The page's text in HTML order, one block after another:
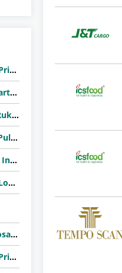
PT Indomobil Prima Niaga (Indomobil Group)
PT Astra Otoparts Tbk
PT Multi Star Rukun Abadi (Sharon Bakery)
PT Indah Kiat Pulp & Paper Tbk
Rekrutmen PT Inhutani I 2026
PT Rapi Trans Logistik
PT Catur Sentosa Adiprana Tbk
PT Indomobil Prima Niaga (Indomobil Group)